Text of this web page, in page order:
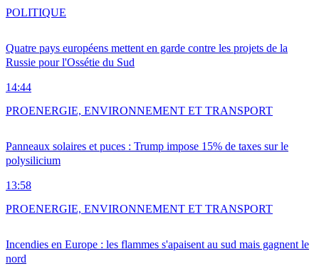
Quatre pays européens mettent en garde contre les projets de la
Russie pour l'Ossétie du Sud
14:44
POLITIQUE
Panneaux solaires et puces : Trump impose 15% de taxes sur le
polysilicium
13:58
PROENERGIE, ENVIRONNEMENT ET TRANSPORT
Incendies en Europe : les flammes s'apaisent au sud mais gagnent le
nord
PROENERGIE, ENVIRONNEMENT ET TRANSPORT